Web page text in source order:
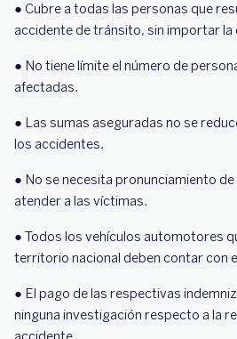
● Cubre a todas las personas que
accidente de tránsito, sin importar la
● No tiene límite el número de
afectadas.
● Las sumas aseguradas no se
los accidentes.
● No se necesita pronunciamiento
atender a las víctimas.
● Todos los vehículos automotores
territorio nacional deben contar con
● El pago de las respectivas
ninguna investigación respecto a la